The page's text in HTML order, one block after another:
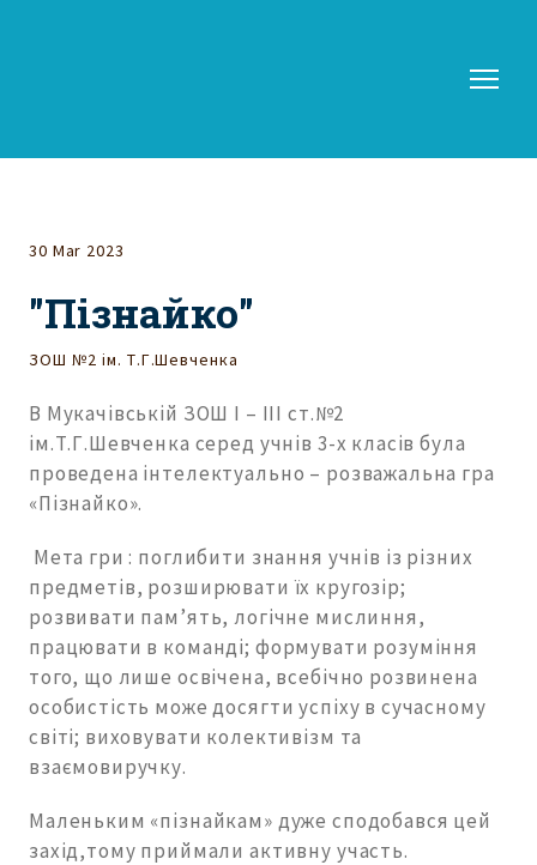
30 Mar 2023
"Пізнайко"
ЗОШ №2 ім. Т.Г.Шевченка
В Мукачівській ЗОШ І – ІІІ ст.№2
ім.Т.Г.Шевченка серед учнів 3-х класів була
проведена інтелектуально – розважальна гра
«Пізнайко».
Мета гри : поглибити знання учнів із різних
предметів, розширювати їх кругозір;
розвивати пам’ять, логічне мислиння,
працювати в команді; формувати розуміння
того, що лише освічена, всебічно розвинена
особистість може досягти успіху в сучасному
світі; виховувати колективізм та
взаємовиручку.
Маленьким «пізнайкам» дуже сподобався цей
захід,тому приймали активну участь.